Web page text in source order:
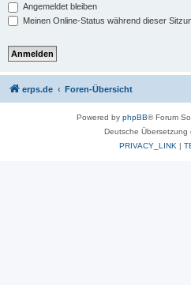
Angemeldet bleiben
Meinen Online-Status während dieser
erps.de Foren-Übersicht
Powered by phpBB® Forum
Deutsche Übersetzung
PRIVACY_LINK |